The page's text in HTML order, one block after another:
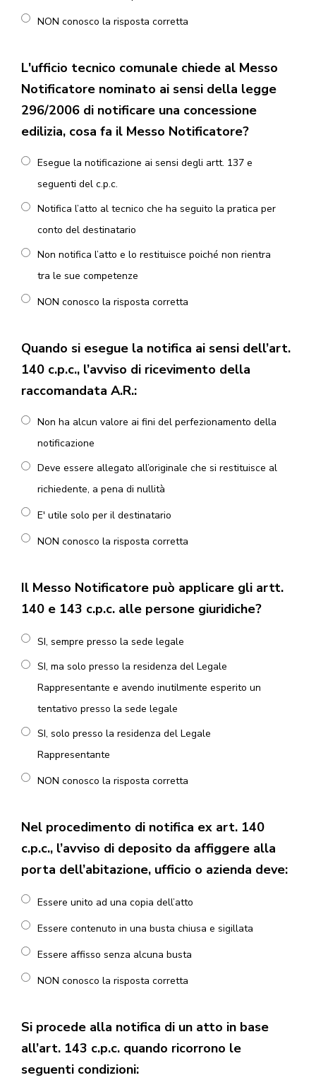
NON conosco la risposta corretta
L'ufficio tecnico comunale chiede al Messo
Notificatore nominato ai sensi della legge
296/2006 di notificare una concessione
edilizia, cosa fa il Messo Notificatore?
Esegue la notificazione ai sensi degli artt. 137 e
seguenti del c.p.c.
Notifica l’atto al tecnico che ha seguito la pratica per
conto del destinatario
Non notifica l’atto e lo restituisce poiché non rientra
tra le sue competenze
NON conosco la risposta corretta
Quando si esegue la notifica ai sensi dell’art.
140 c.p.c., l’avviso di ricevimento della
raccomandata A.R.:
Non ha alcun valore ai fini del perfezionamento della
notificazione
Deve essere allegato all’originale che si restituisce al
richiedente, a pena di nullità
E' utile solo per il destinatario
NON conosco la risposta corretta
Il Messo Notificatore può applicare gli artt.
140 e 143 c.p.c. alle persone giuridiche?
SI, sempre presso la sede legale
SI, ma solo presso la residenza del Legale
Rappresentante e avendo inutilmente esperito un
tentativo presso la sede legale
SI, solo presso la residenza del Legale
Rappresentante
NON conosco la risposta corretta
Nel procedimento di notifica ex art. 140
c.p.c., l’avviso di deposito da affiggere alla
porta dell’abitazione, ufficio o azienda deve:
Essere unito ad una copia dell’atto
Essere contenuto in una busta chiusa e sigillata
Essere affisso senza alcuna busta
NON conosco la risposta corretta
Si procede alla notifica di un atto in base
all’art. 143 c.p.c. quando ricorrono le
seguenti condizioni: